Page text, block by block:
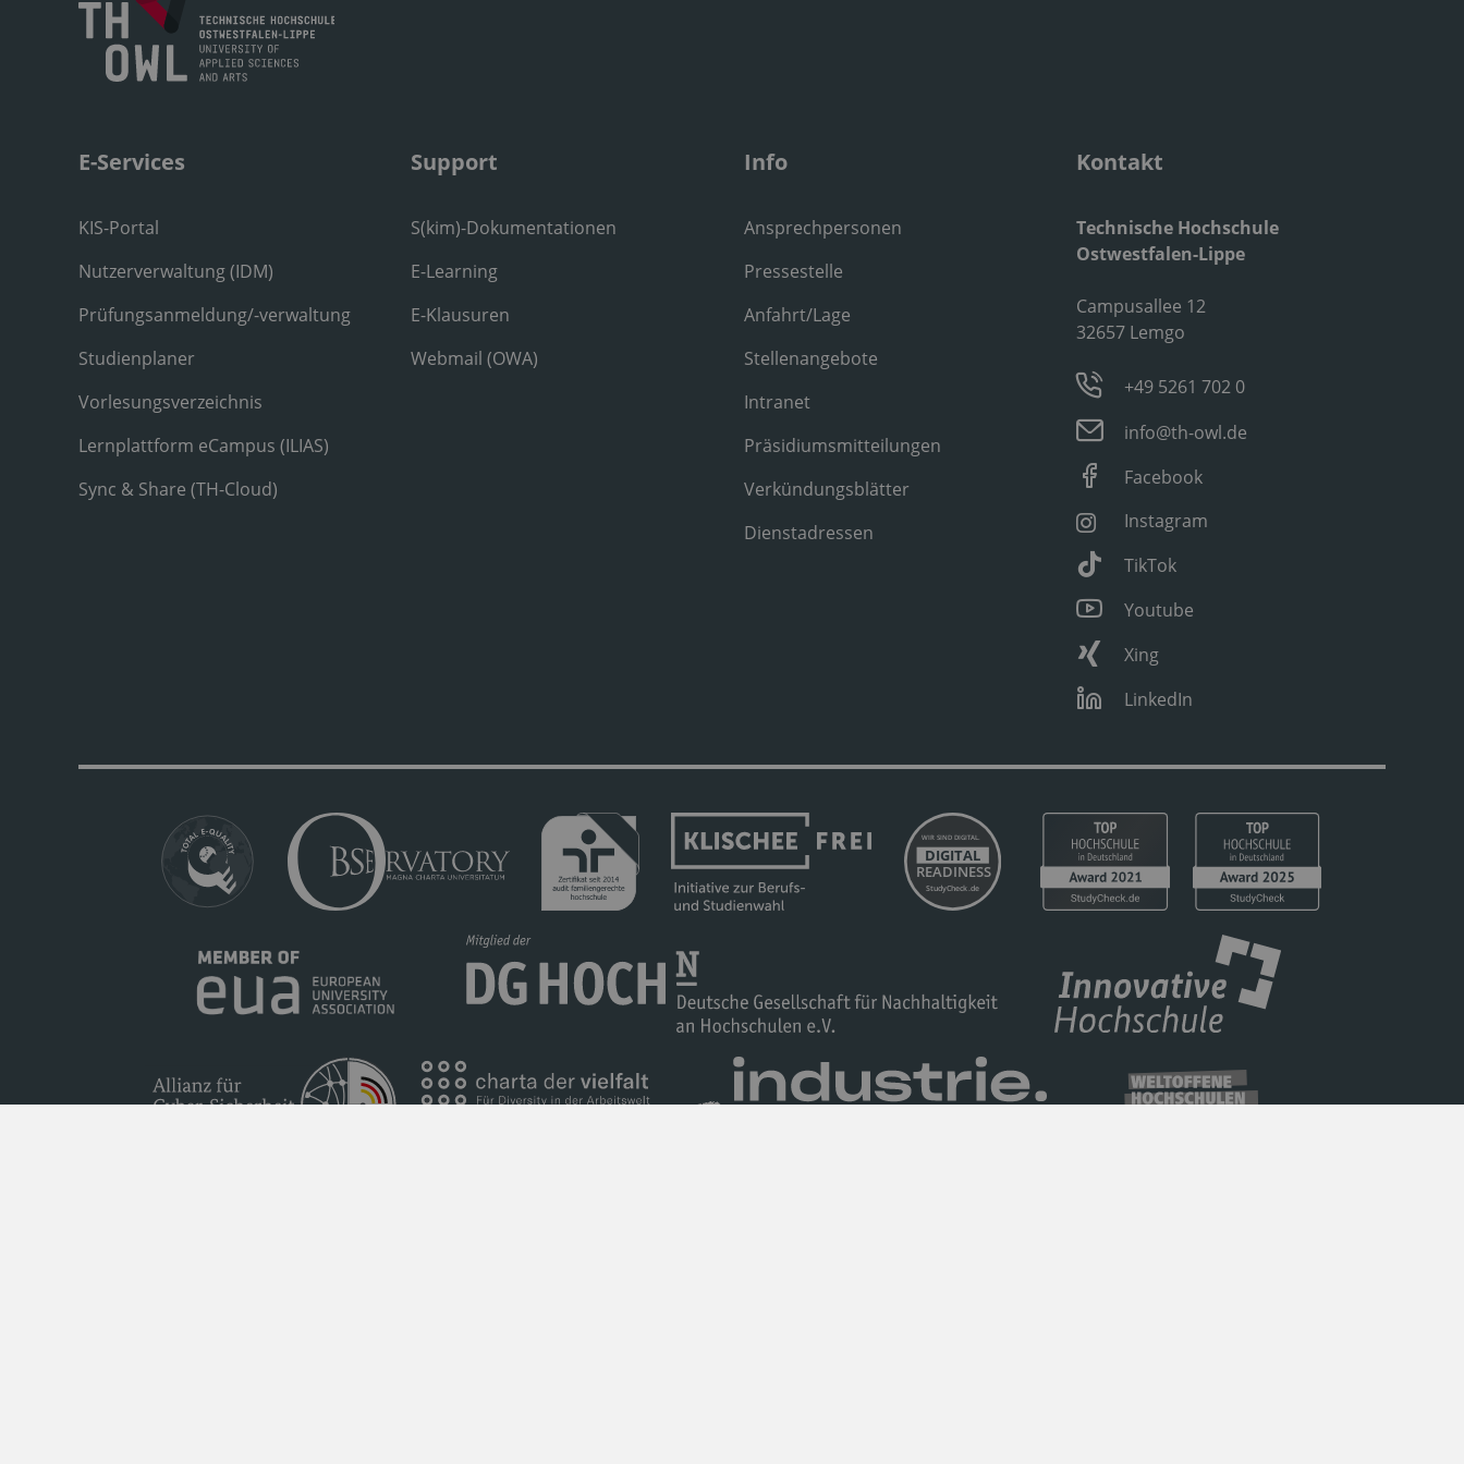
E-Services
KIS-Portal
Nutzerverwaltung (IDM)
Prüfungsanmeldung/-verwaltung
Studienplaner
Vorlesungsverzeichnis
Lernplattform eCampus (ILIAS)
Sync & Share (TH-Cloud)
Support
S(kim)-Dokumentationen
E-Learning
E-Klausuren
Webmail (OWA)
Info
Ansprechpersonen
Pressestelle
Anfahrt/Lage
Stellenangebote
Intranet
Präsidiumsmitteilungen
Verkündungsblätter
Dienstadressen
Kontakt
Technische Hochschule
Ostwestfalen-Lippe
Campusallee 12
32657 Lemgo
+49 5261 702 0
info@th-owl.de
Facebook
Instagram
TikTok
Youtube
Xing
LinkedIn